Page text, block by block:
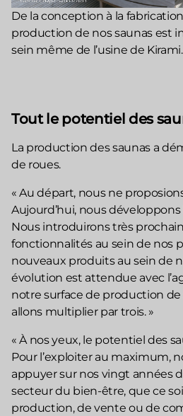
De la conception à la
production de nos saunas est
sein même de l’usine de Kirami.
Tout le potentiel des
La production des saunas a
de roues.
« Au départ, nous ne
Aujourd’hui, nous
Nous introduirons très
fonctionnalités au sein de nos
nouveaux produits au sein de
évolution est attendue avec
notre surface de production de
allons multiplier par trois. »
« À nos yeux, le potentiel des
Pour l’exploiter au maximum,
appuyer sur nos vingt années
secteur du bien-être, que ce
production, de vente ou de